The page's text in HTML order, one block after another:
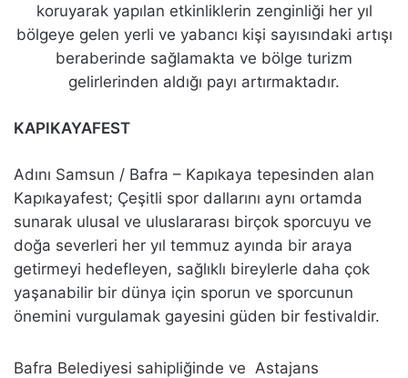
koruyarak yapılan etkinliklerin zenginliği her yıl
bölgeye gelen yerli ve yabancı kişi sayısındaki artışı
beraberinde sağlamakta ve bölge turizm
gelirlerinden aldığı payı artırmaktadır.
KAPIKAYAFEST
Adını Samsun / Bafra – Kapıkaya tepesinden alan
Kapıkayafest; Çeşitli spor dallarını aynı ortamda
sunarak ulusal ve uluslararası birçok sporcuyu ve
doğa severleri her yıl temmuz ayında bir araya
getirmeyi hedefleyen, sağlıklı bireylerle daha çok
yaşanabilir bir dünya için sporun ve sporcunun
önemini vurgulamak gayesini güden bir festivaldir.
Bafra Belediyesi sahipliğinde ve Astajans